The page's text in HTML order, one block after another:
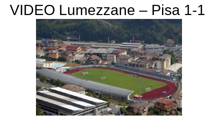
VIDEO Lumezzane – Pisa 1-1